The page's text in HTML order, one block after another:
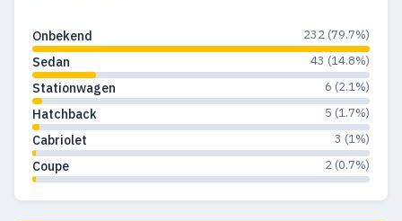
Onbekend 232 (79.7%)
Sedan 43 (14.8%)
Stationwagen 6 (2.1%)
Hatchback 5 (1.7%)
Cabriolet 3 (1%)
Coupe 2 (0.7%)